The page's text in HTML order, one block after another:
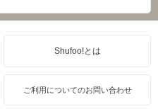
Shufoo!とは
ご利用についてのお問い合わせ